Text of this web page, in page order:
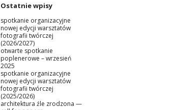
Ostatnie wpisy
spotkanie organizacyjne
nowej edycji warsztatów
fotografii twórczej
(2026/2027)
otwarte spotkanie
poplenerowe – wrzesień
2025
spotkanie organizacyjne
nowej edycji warsztatów
fotografii twórczej
(2025/2026)
architektura źle zrodzona —